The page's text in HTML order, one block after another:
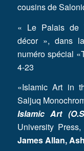
cousins de
« Le Palais de
décor », dans
numéro spécial
4-23
«Islamic Art in
Saljuq
Islamic Art
University
James Allan,